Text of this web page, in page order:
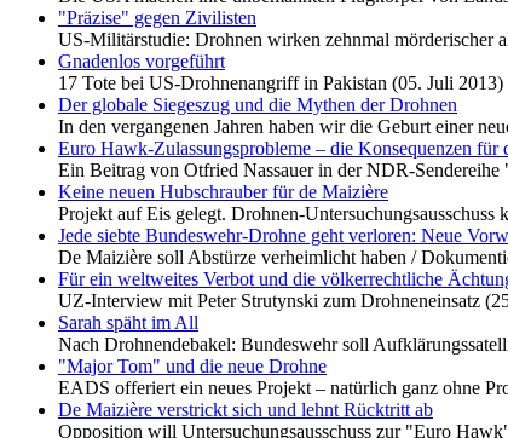
"Präzise" gegen Zivilisten
US-Militärstudie: Drohnen wirken zehnmal
Gnadenlos vorgeführt
17 Tote bei US-Drohnenangriff in Pakistan (05. Juli 2013)
Der globale Siegeszug und die Mythen der Drohnen
In den vergangenen Jahren haben wir die Geburt einer
Euro Hawk-Zulassungsprobleme – die Konsequenzen für
Ein Beitrag von Otfried Nassauer in der NDR-
Keine neuen Hubschrauber für de Maizière
Projekt auf Eis gelegt. Drohnen-
Jede siebte Bundeswehr-Drohne geht verloren: Neue
De Maizière soll Abstürze verheimlicht haben /
Für ein weltweites Verbot und die völkerrechtliche
UZ-Interview mit Peter Strutynski zum Drohneneinsatz
Sarah späht im All
Nach Drohnendebakel: Bundeswehr soll
"Major Tom" und die neue Drohne
EADS offeriert ein neues Projekt – natürlich ganz ohne
De Maizière verstrickt sich und lehnt Rücktritt ab
Opposition will Untersuchungsausschuss zur "Euro